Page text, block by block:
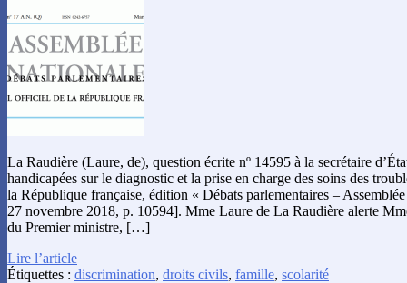
La Raudière (Laure, de), question écrite nº 14595 à la secrétaire
handicapées sur le diagnostic et la prise en charge des soins des
la République française, édition « Débats parlementaires –
27 novembre 2018, p. 10594]. Mme Laure de La Raudière alerte
du Premier ministre, […]
Lire l’article
Étiquettes : discrimination, droits civils, famille, scolarité